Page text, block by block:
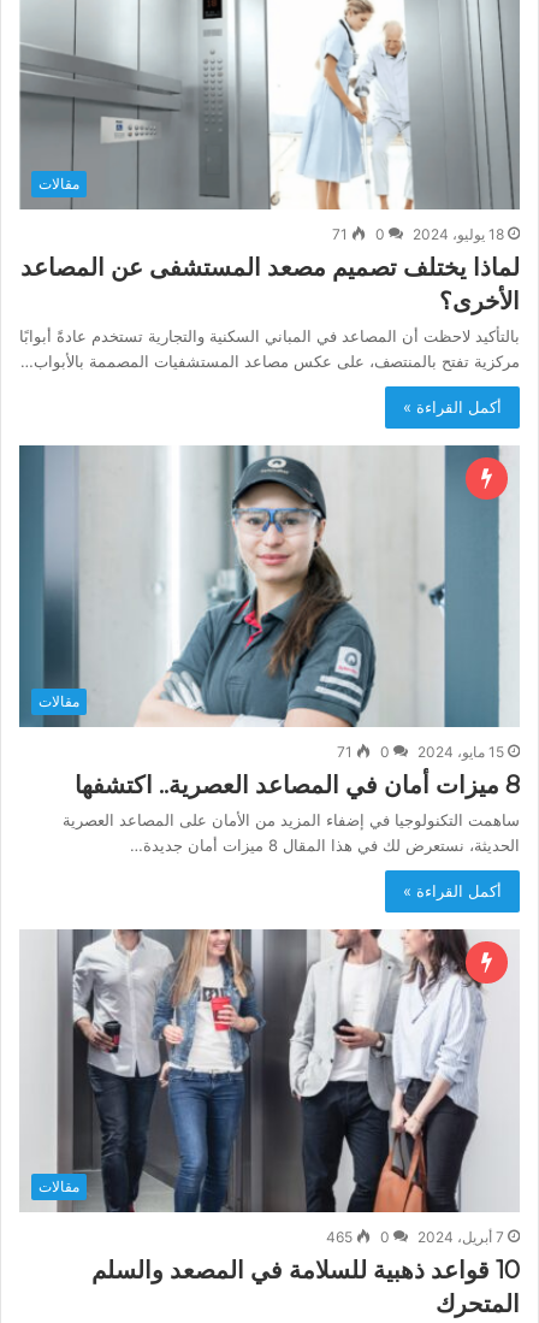
مقالات
18 يوليو، 2024 0
71
لماذا يختلف تصميم مصعد المستشفى عن المصاعد
الأخرى؟
بالتأكيد لاحظت أن المصاعد في المباني السكنية والتجارية تستخدم عادةً أبوابًا
مركزية تفتح بالمنتصف، على عكس مصاعد المستشفيات المصممة بالأبواب…
أكمل القراءة »
مقالات
15 مايو، 2024 0
71
8 ميزات أمان في المصاعد العصرية.. اكتشفها
ساهمت التكنولوجيا في إضفاء المزيد من الأمان على المصاعد العصرية
الحديثة، نستعرض لك في هذا المقال 8 ميزات أمان جديدة…
أكمل القراءة »
مقالات
7 أبريل، 2024 0
465
10 قواعد ذهبية للسلامة في المصعد والسلم
المتحرك